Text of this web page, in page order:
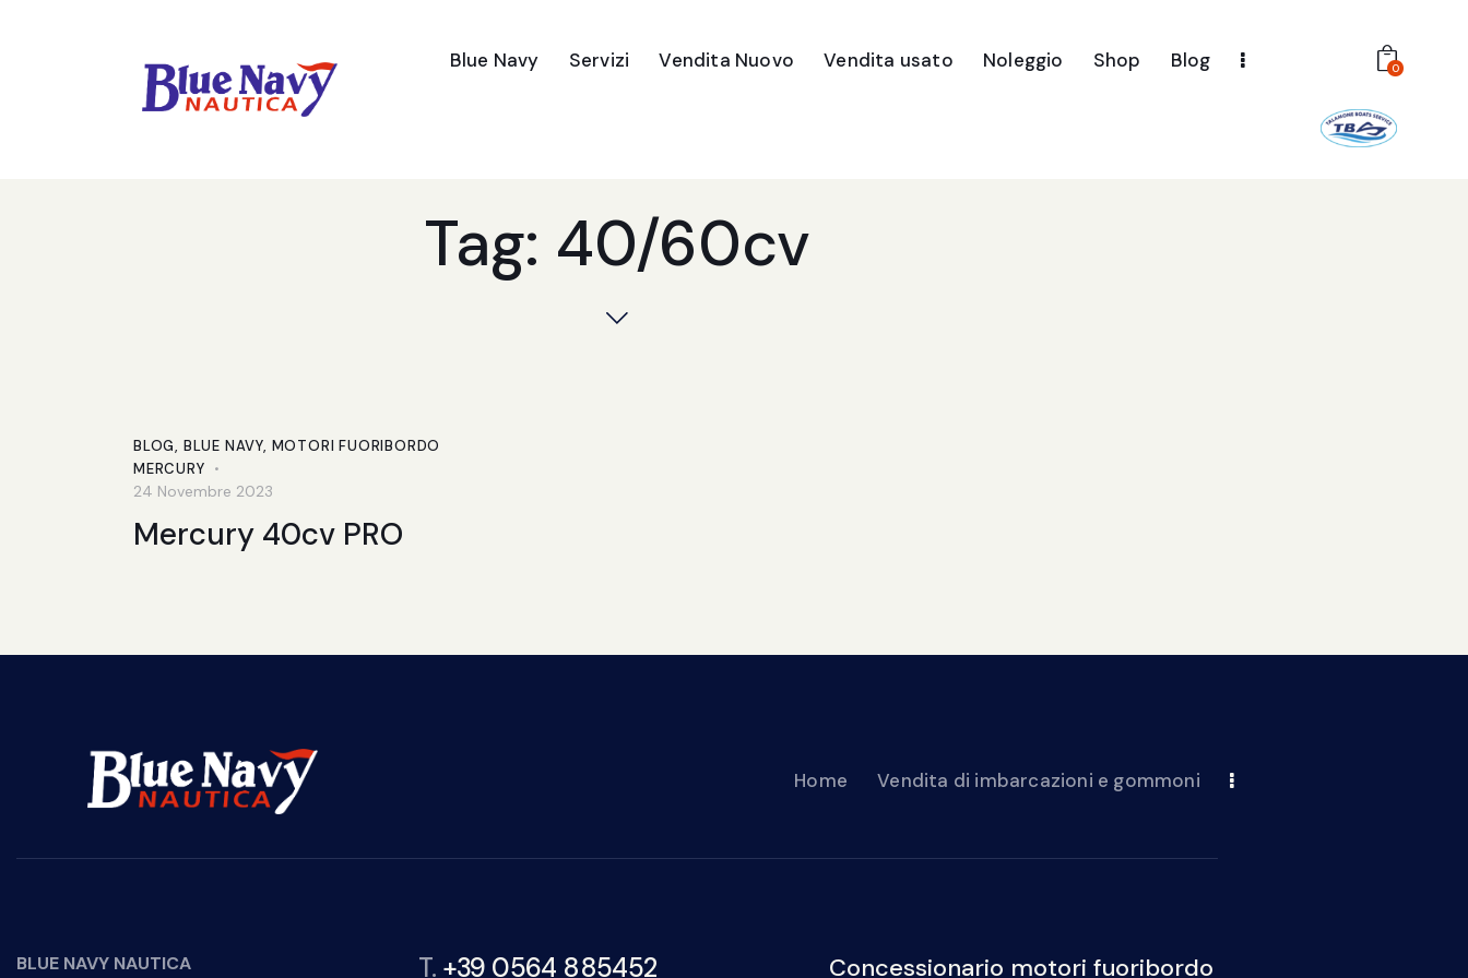
Blue Navy Servizi Vendita Nuovo Vendita usato Noleggio Shop Blog 0
Tag: 40/60cv
BLOG, BLUE NAVY, MOTORI FUORIBORDO
MERCURY
24 Novembre 2023
Mercury 40cv PRO
Home Vendita di imbarcazioni e gommoni
BLUE NAVY NAUTICA T. +39 0564 885452 Concessionario motori fuoribordo